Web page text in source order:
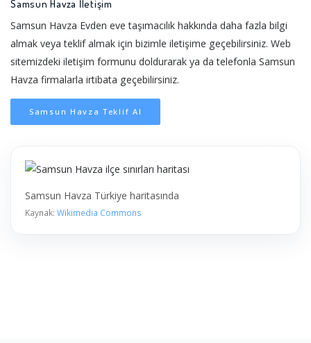
Samsun Havza İletişim
Samsun Havza Evden eve taşımacılık hakkında daha fazla bilgi
almak veya teklif almak için bizimle iletişime geçebilirsiniz. Web
sitemizdeki iletişim formunu doldurarak ya da telefonla Samsun
Havza firmalarla irtibata geçebilirsiniz.
Samsun Havza Teklif Al
Samsun Havza Türkiye haritasında
Kaynak: Wikimedia Commons